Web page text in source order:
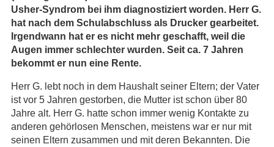
Usher-Syndrom bei ihm diagnostiziert worden. Herr G.
hat nach dem Schulabschluss als Drucker gearbeitet.
Irgendwann hat er es nicht mehr geschafft, weil die
Augen immer schlechter wurden. Seit ca. 7 Jahren
bekommt er nun eine Rente.
Herr G. lebt noch in dem Haushalt seiner Eltern; der Vater
ist vor 5 Jahren gestorben, die Mutter ist schon über 80
Jahre alt. Herr G. hatte schon immer wenig Kontakte zu
anderen gehörlosen Menschen, meistens war er nur mit
seinen Eltern zusammen und mit deren Bekannten. Die